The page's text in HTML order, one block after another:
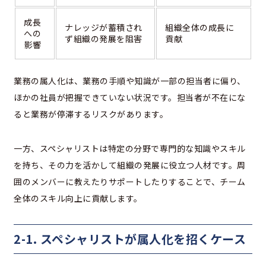
成長
への
影響
ナレッジが蓄積され
ず組織の発展を阻害
組織全体の成長に
貢献
業務の属人化は、業務の手順や知識が一部の担当者に偏り、
ほかの社員が把握できていない状況です。担当者が不在にな
ると業務が停滞するリスクがあります。
一方、スペシャリストは特定の分野で専門的な知識やスキル
を持ち、その力を活かして組織の発展に役立つ人材です。周
囲のメンバーに教えたりサポートしたりすることで、チーム
全体のスキル向上に貢献します。
2-1. スペシャリストが属人化を招くケース